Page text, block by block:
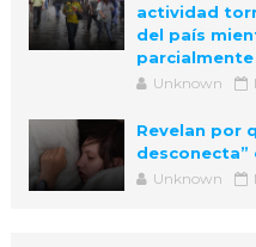
actividad
del país
Unknown
Revelan por
Unknown